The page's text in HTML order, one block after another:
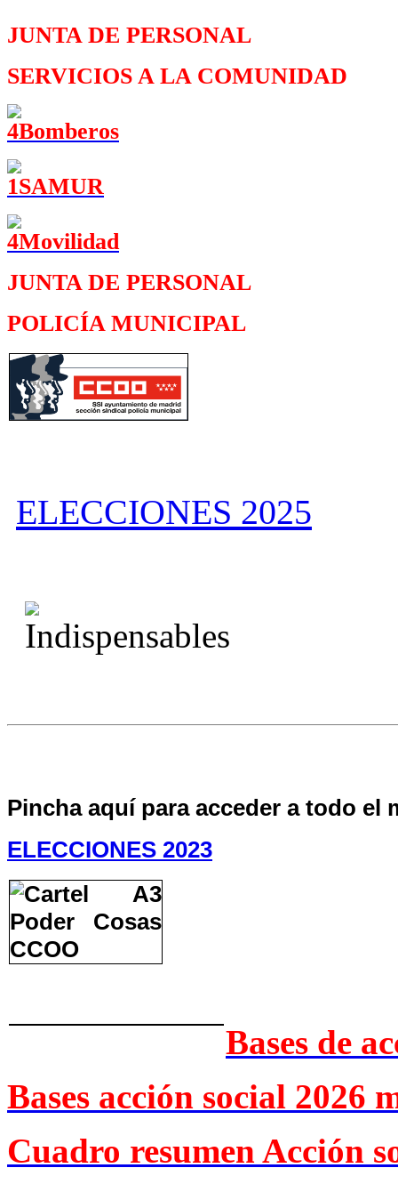
JUNTA DE PERSONAL
SERVICIOS A LA COMUNIDAD
JUNTA DE PERSONAL
POLICÍA MUNICIPAL
ELECCIONES 2025
Pincha aquí para acceder a todo el
ELECCIONES 2023
Bases de
Bases acción social 2026
Cuadro resumen Acción